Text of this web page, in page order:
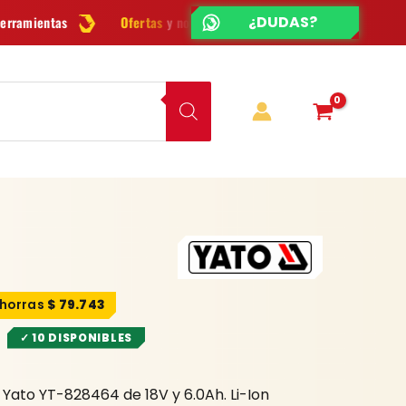
Ofertasy novedades cada semana ¿Dudas? Escríbenos por
¿CHATEAMOS?
¿DUDAS?
$ 79.743
✓ 10 DISPONIBLES
YT-828464 de 18V y 6.0Ah. Li-Ion